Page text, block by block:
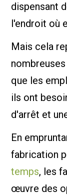
dispensant
l'endroit où
Mais cela
que les
ils ont
d'arrêt et
En
fabrication
temps, les
œuvre des